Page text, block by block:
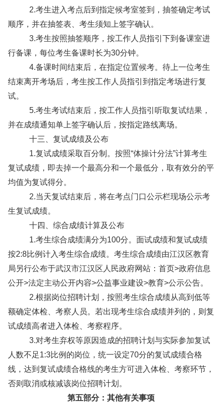
2.考生进入考点后到指定候考室签到，抽签确定考试
顺序，并在抽签表、考生须知上签字确认。
3.考生按照抽签顺序，按工作人员指引下到备课室进
行备课，每位考生备课时长为30分钟。
4.备课时间结束后，在指定位置候考。待上一位考生
结束离开考场后，考生按工作人员指引到指定考场进行复
试。
5.考生考试结束后，按工作人员指引听取复试结果，
并在成绩通知单上签字确认后，按指定路线离场。
十三、复试成绩及公布
1.复试成绩采取百分制。按照“体操计分法”计算考生
复试成绩，即去掉一个最高分和一个最低分，取有效分的平
均值为复试得分。
2.当天复试结束后，将在考点门口公示栏现场公示考
生复试成绩。
十四、综合成绩计算及公布
1.考生综合成绩满分为100分。面试成绩和复试成绩
按2:8比例计入考生综合成绩。考生综合成绩由江汉区教育
局另行公布于武汉市江汉区人民政府网站：首页>政府信息
公开>法定主动公开内容>公益事业建设>教育>公示公告。
2.根据岗位招聘计划，按照考生综合成绩从高到低等
额确定体检、考察人员。若出现考生综合成绩并列的，则复
试成绩高者进入体检、考察程序。
3.对考生弃权等原因造成的招聘计划与实际参加复试
人数不足1:3比例的岗位，统一设定70分的复试成绩合格
线，达到复试成绩合格线的考生方可进入体检、考察环节，
否则取消或核减该岗位招聘计划。
第五部分：其他有关事项